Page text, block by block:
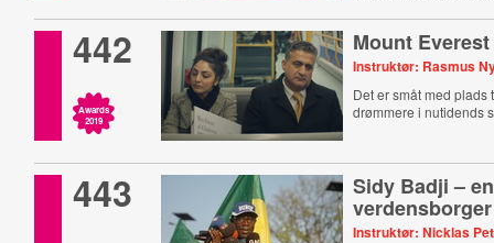
442
Awards
2019
Mount Everest
Instruktør: Rasmus
Det er småt med plads
drømmere i nutidends
443 Sidy Badji – en
verdensborger
Instruktør: Nicklas